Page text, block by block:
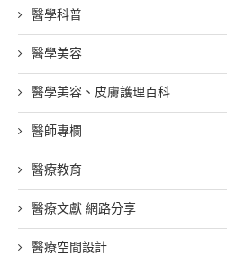
醫學科普
醫學美容
醫學美容、皮膚護理百科
醫師專欄
醫療教育
醫療文獻 網路分享
醫療空間設計